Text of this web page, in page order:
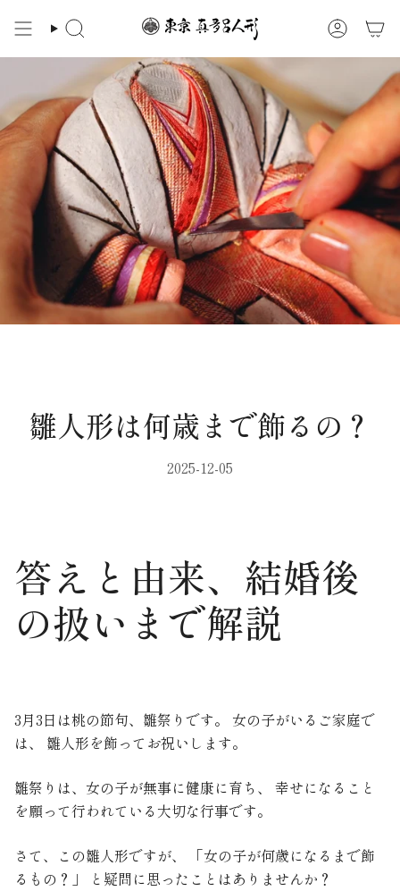
プ
検
ア
ウ
雛人形は何歳まで飾るの？
2025-12-05
答えと由来、結婚後
の扱いまで解説
3月3日は桃の節句、雛祭りです。 女の子がいるご家庭で
は、 雛人形を飾ってお祝いします。
雛祭りは、女の子が無事に健康に育ち、 幸せになること
を願って行われている大切な行事です。
さて、この雛人形ですが、 「女の子が何歳になるまで飾
るもの？」 と疑問に思ったことはありませんか？